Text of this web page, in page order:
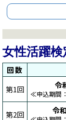
女性活躍検
回数
第1回 令
≪申込期間
第2回 令